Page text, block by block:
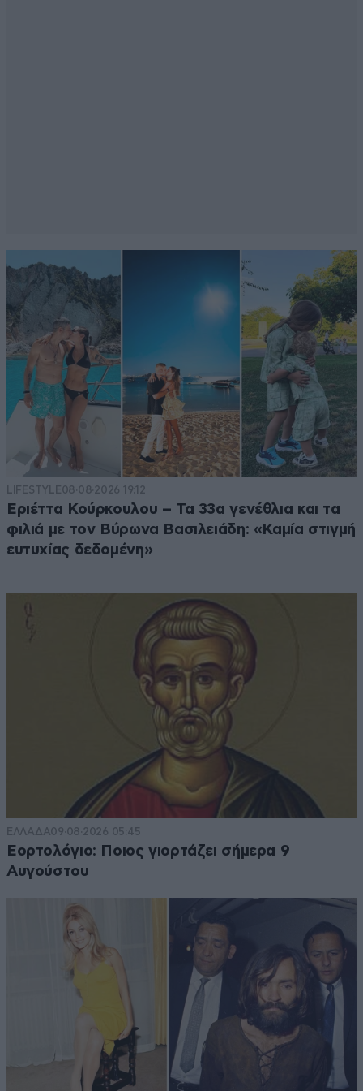
LIFESTYLE08·08·2026 19:12
Εριέττα Κούρκουλου – Τα 33α γενέθλια και τα
φιλιά με τον Βύρωνα Βασιλειάδη: «Καμία στιγμή
ευτυχίας δεδομένη»
ΕΛΛΑΔΑ09·08·2026 05:45
Εορτολόγιο: Ποιος γιορτάζει σήμερα 9
Αυγούστου